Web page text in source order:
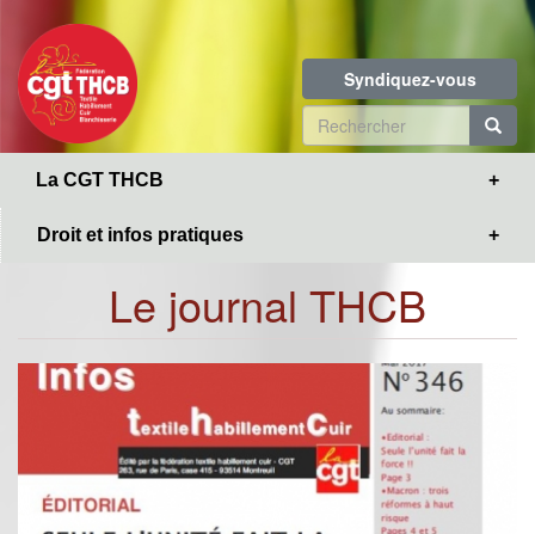
contenu
principal
Syndiquez-vous
Formulaire
de
La CGT THCB
Droit et infos pratiques
Le journal THCB